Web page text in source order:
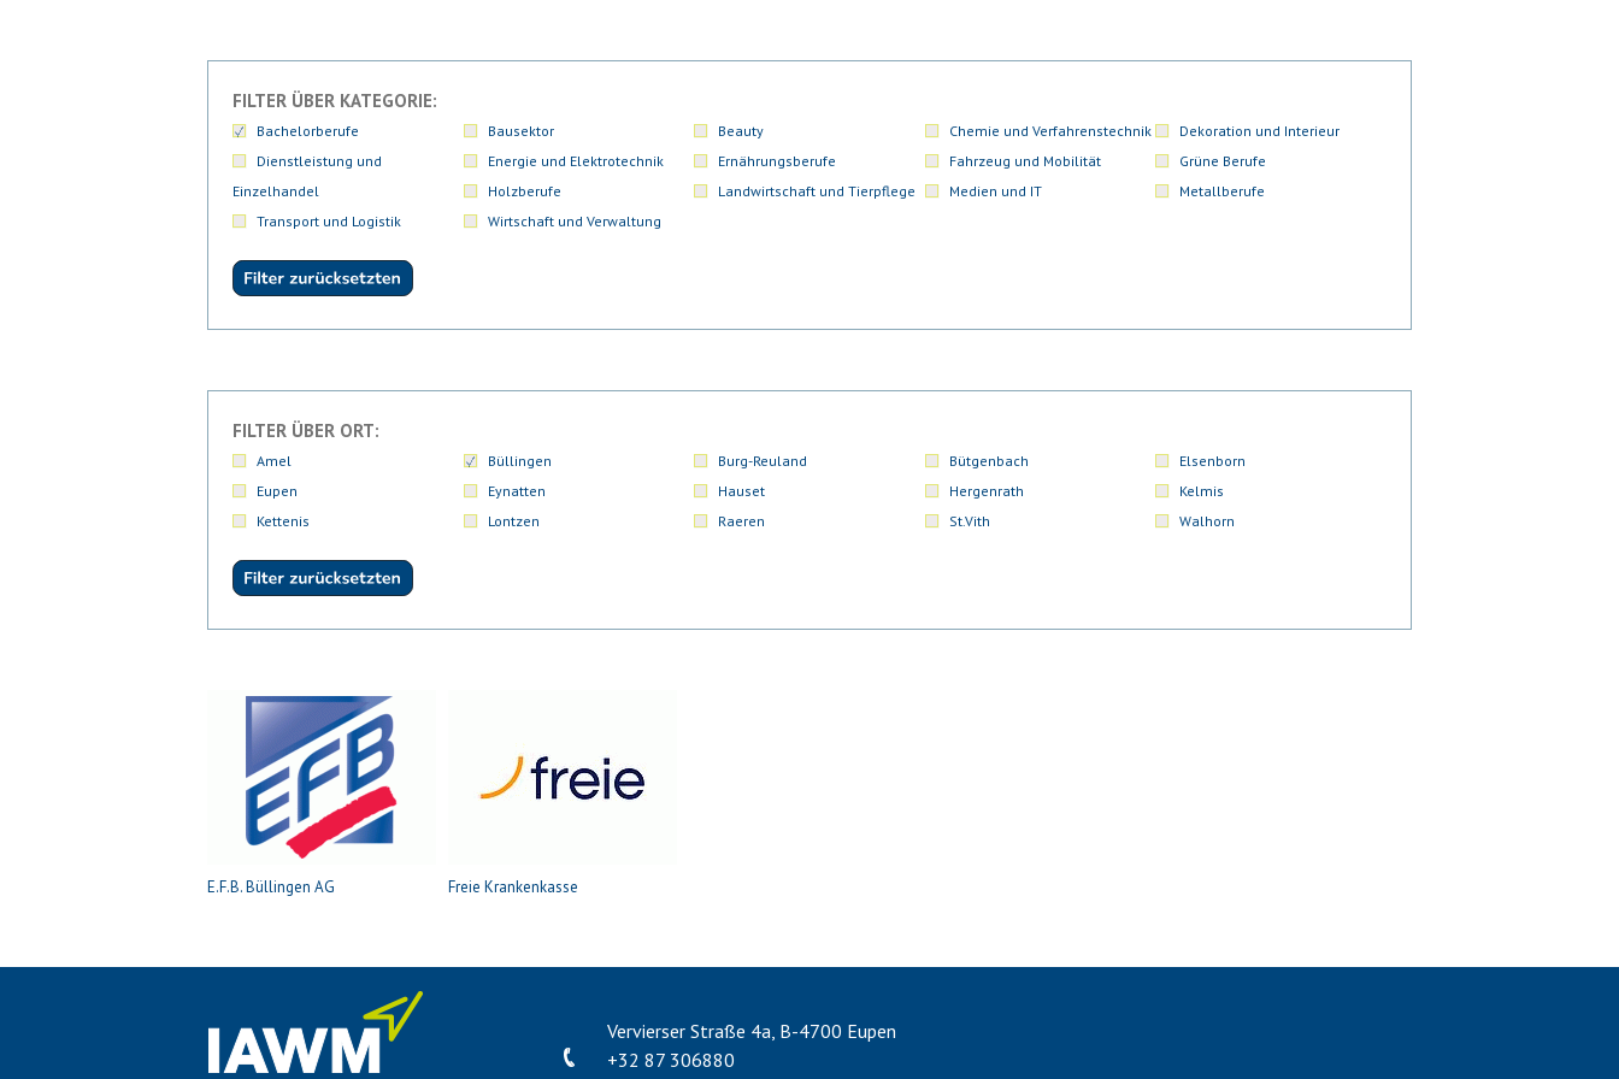
FILTER ÜBER KATEGORIE:
Bachelorberufe Bausektor Beauty Chemie und Verfahrenstechnik
Dekoration und Interieur
Dienstleistung und
Einzelhandel
Energie und Elektrotechnik Ernährungsberufe Fahrzeug und Mobilität
Grüne Berufe
Holzberufe
Landwirtschaft und Tierpflege Medien und IT
Metallberufe
Transport und Logistik
Wirtschaft und Verwaltung
FILTER ÜBER ORT:
Amel Büllingen Burg-Reuland Bütgenbach
Elsenborn
Eupen
Eynatten Hauset Hergenrath
Kelmis
Kettenis
Lontzen Raeren St.Vith Walhorn
E.F.B. Büllingen AG Freie Krankenkasse
Vervierser Straße 4a, B-4700 Eupen
+32 87 306880